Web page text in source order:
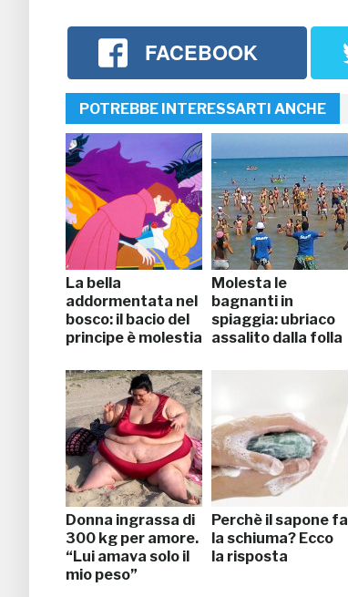
FACEBOOK
POTREBBE INTERESSARTI ANCHE
La bella
addormentata nel
bosco: il bacio del
principe è molestia
Molesta le
bagnanti in
spiaggia: ubriaco
assalito dalla folla
Donna ingrassa di
300 kg per amore.
“Lui amava solo il
mio peso”
Perchè il sapone fa
la schiuma? Ecco
la risposta